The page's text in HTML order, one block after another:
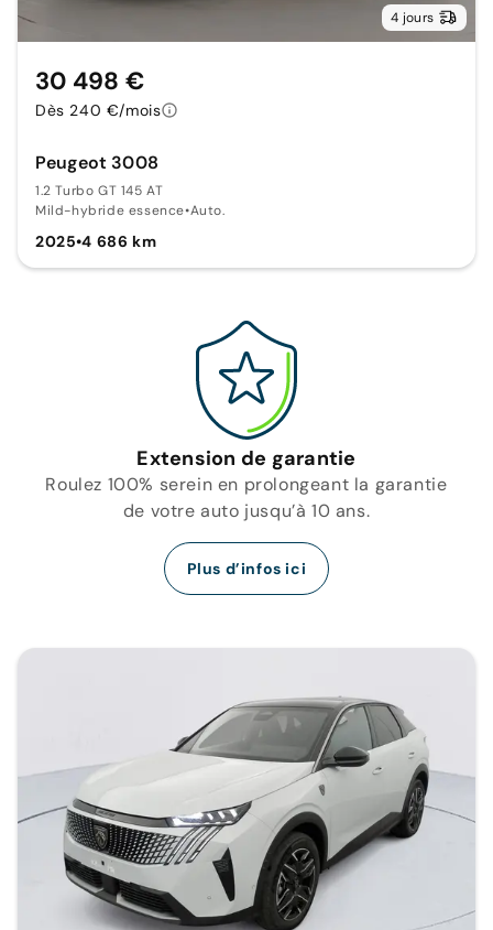
4 jours
Peugeot 3008
1.2 Turbo GT 145 AT
Mild-hybride essence•Auto.
2025•4 686 km
30 498 €
Dès 240 €/mois
Extension de garantie
Roulez 100% serein en prolongeant la garantie
de votre auto jusqu’à 10 ans.
Plus d’infos ici